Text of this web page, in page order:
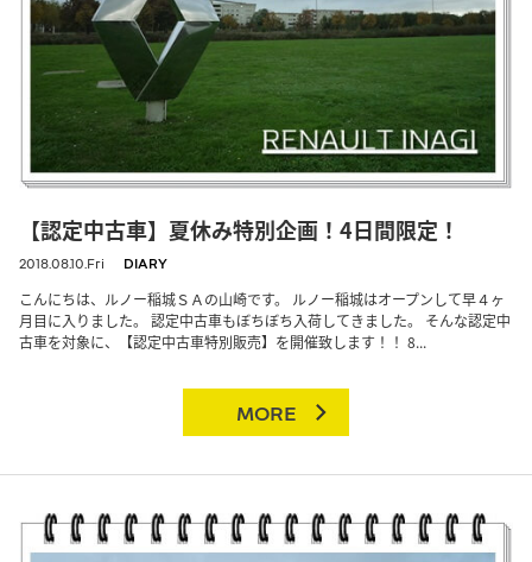
【認定中古車】夏休み特別企画！4日間限定！
2018.08.10.Fri DIARY
こんにちは、ルノー稲城ＳＡの山崎です。 ルノー稲城はオープンして早４ヶ
月目に入りました。 認定中古車もぼちぼち入荷してきました。 そんな認定中
古車を対象に、【認定中古車特別販売】を開催致します！！ 8...
MORE